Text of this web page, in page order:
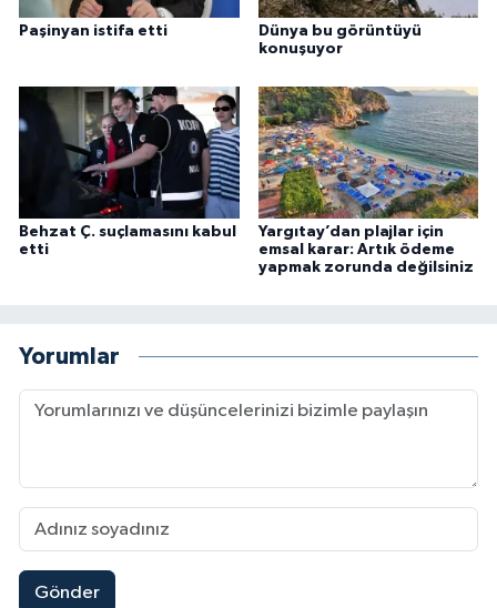
Paşinyan istifa etti
Dünya bu görüntüyü
konuşuyor
Behzat Ç. suçlamasını kabul
etti
Yargıtay’dan plajlar için
emsal karar: Artık ödeme
yapmak zorunda değilsiniz
Yorumlar
Gönder